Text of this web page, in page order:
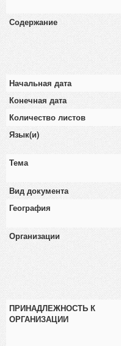
Содержание
Начальная дата
Конечная дата
Количество листов
Язык(и)
Тема
Вид документа
География
Организации
ПРИНАДЛЕЖНОСТЬ К
ОРГАНИЗАЦИИ